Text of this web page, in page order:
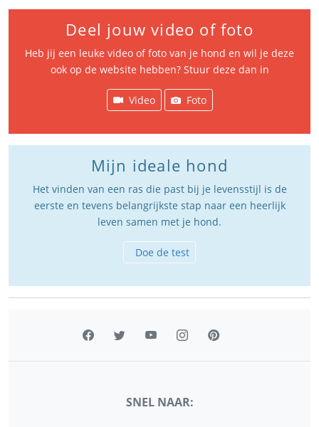
Deel jouw video of foto
Heb jij een leuke video of foto van je hond en wil je deze
ook op de website hebben? Stuur deze dan in
Video Foto
Mijn ideale hond
Het vinden van een ras die past bij je levensstijl is de
eerste en tevens belangrijkste stap naar een heerlijk
leven samen met je hond.
Doe de test
SNEL NAAR: